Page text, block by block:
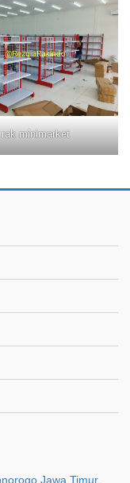
rak minimarket
Jawa Timur.